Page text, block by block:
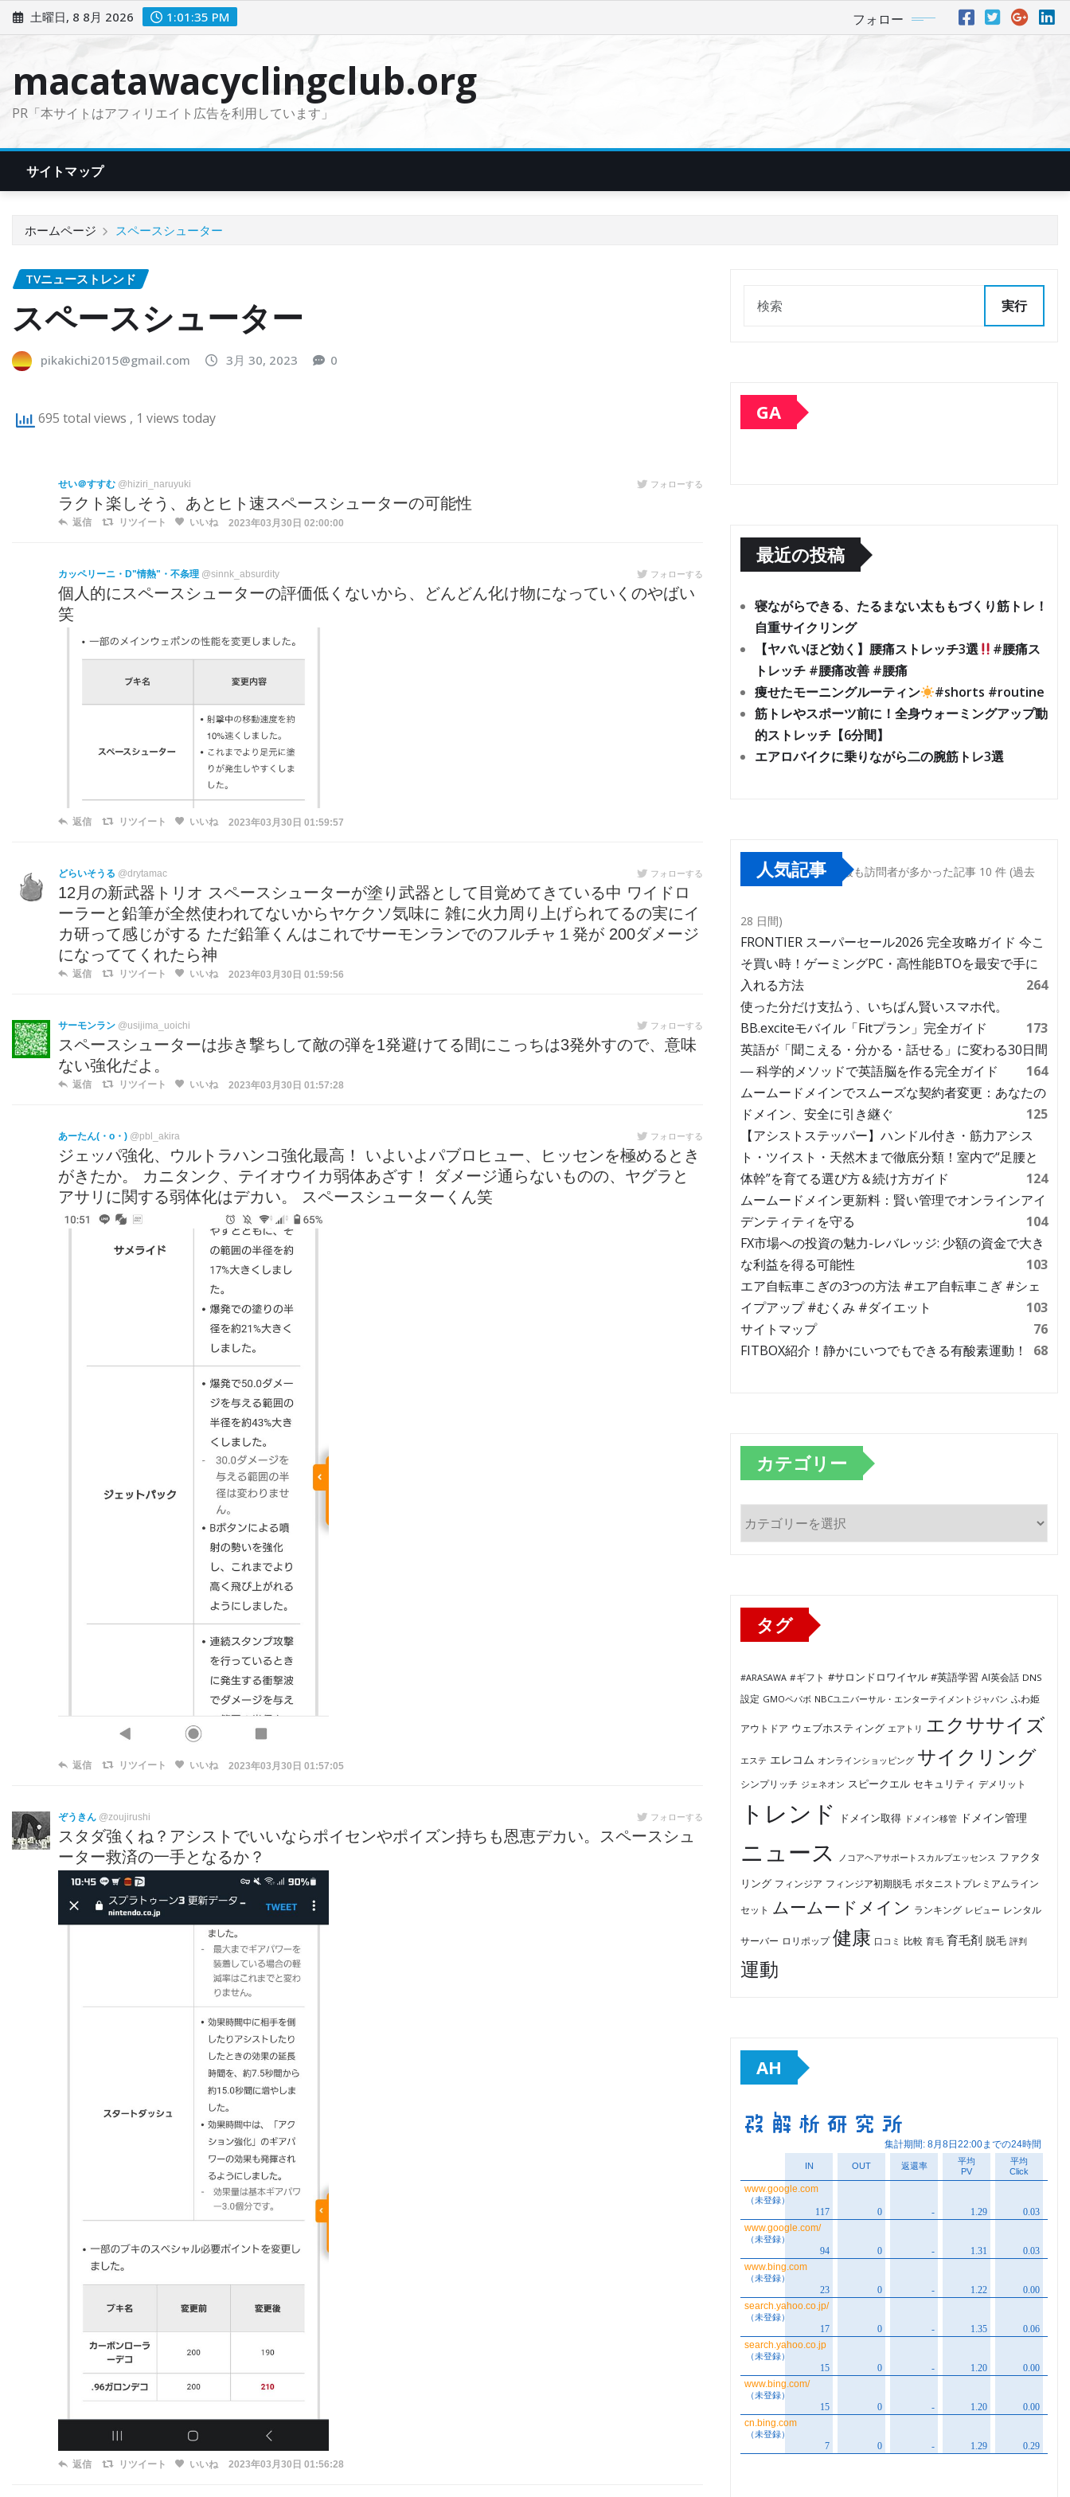
ン
土曜日, 8 8月 2026 1:01:37 PM フォロー
macatawacyclingclub.org
PR「本サイトはアフィリエイト広告を利用しています」
サイトマップ
ホームページ スペースシューター
TVニューストレンド
スペースシューター
pikakichi2015@gmail.com 3月 30, 2023 0
695 total views , 1 views today
せい＠すすむ @hiziri_naruyuki フォローする
ラクト楽しそう、あとヒト速スペースシューターの可能性
返信 リツイート いいね 2023年03月30日 02:00:00
カッペリーニ・D"情熱"・不条理 @sinnk_absurdity フォローする
個人的にスペースシューターの評価低くないから、どんどん化け物になっていくのやばい
笑
返信 リツイート いいね 2023年03月30日 01:59:57
どらいそうる @drytamac フォローする
12月の新武器トリオ スペースシューターが塗り武器として目覚めてきている中 ワイドロ
ーラーと鉛筆が全然使われてないからヤケクソ気味に 雑に火力周り上げられてるの実にイ
カ研って感じがする ただ鉛筆くんはこれでサーモンランでのフルチャ１発が 200ダメージ
になっててくれたら神
返信 リツイート いいね 2023年03月30日 01:59:56
サーモンラン @usijima_uoichi フォローする
スペースシューターは歩き撃ちして敵の弾を1発避けてる間にこっちは3発外すので、意味
ない強化だよ。
返信 リツイート いいね 2023年03月30日 01:57:28
あーたん(・o・) @pbl_akira フォローする
ジェッパ強化、ウルトラハンコ強化最高！ いよいよパブロヒュー、ヒッセンを極めるとき
がきたか。 カニタンク、テイオウイカ弱体あざす！ ダメージ通らないものの、ヤグラと
アサリに関する弱体化はデカい。 スペースシューターくん笑
返信 リツイート いいね 2023年03月30日 01:57:05
ぞうきん @zoujirushi フォローする
スタダ強くね？アシストでいいならポイセンやポイズン持ちも恩恵デカい。スペースシュ
ーター救済の一手となるか？
返信 リツイート いいね 2023年03月30日 01:56:28
実行
GA
最近の投稿
寝ながらできる、たるまない太ももづくり筋トレ！
自重サイクリング
【ヤバいほど効く】腰痛ストレッチ3選
#腰痛ス
トレッチ #腰痛改善 #腰痛
痩せたモーニングルーティン
#shorts #routine
筋トレやスポーツ前に！全身ウォーミングアップ動
的ストレッチ【6分間】
エアロバイクに乗りながら二の腕筋トレ3選
人気記事 最も訪問者が多かった記事 10 件 (過去
28 日間)
FRONTIER スーパーセール2026 完全攻略ガイド 今こ
そ買い時！ゲーミングPC・高性能BTOを最安で手に
入れる方法
264
使った分だけ支払う、いちばん賢いスマホ代。
BB.exciteモバイル「Fitプラン」完全ガイド
173
英語が「聞こえる・分かる・話せる」に変わる30日間
― 科学的メソッドで英語脳を作る完全ガイド
164
ムームードメインでスムーズな契約者変更：あなたの
ドメイン、安全に引き継ぐ
125
【アシストステッパー】ハンドル付き・筋力アシス
ト・ツイスト・天然木まで徹底分類！室内で“足腰と
体幹”を育てる選び方＆続け方ガイド
124
ムームードメイン更新料：賢い管理でオンラインアイ
デンティティを守る
104
FX市場への投資の魅力-レバレッジ: 少額の資金で大き
な利益を得る可能性
103
エア自転車こぎの3つの方法 #エア自転車こぎ #シェ
イプアップ #むくみ #ダイエット
103
サイトマップ
76
FITBOX紹介！静かにいつでもできる有酸素運動！
68
カテゴリー
テ
タグ
#ARASAWA #ギフト #サロンドロワイヤル #英語学習 AI英会話 DNS
設定 GMOペパボ NBCユニバーサル・エンターテイメントジャパン ふわ姫
アウトドア ウェブホスティング エアトリ エクササイズ
エステ エレコム オンラインショッピング サイクリング
シンプリッチ ジェネオン スピークエル セキュリティ デメリット
トレンド ドメイン取得 ドメイン移管 ドメイン管理
ニュース ノコアヘアサポートスカルプエッセンス ファクタ
リング フィンジア フィンジア初期脱毛 ボタニストプレミアムライン
セット ムームードメイン ランキング レビュー レンタル
サーバー ロリポップ 健康 口コミ 比較 育毛 育毛剤 脱毛 評判
運動
AH